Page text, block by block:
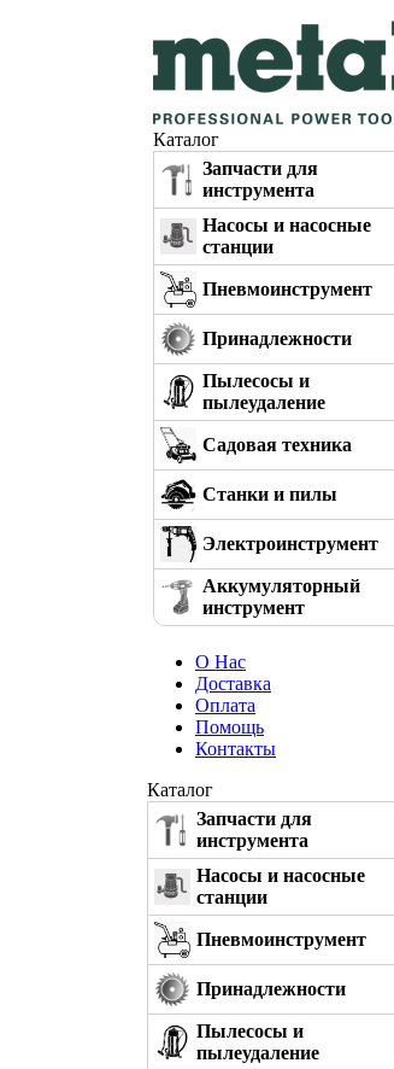
Каталог
Запчасти для
инструмента
Насосы и насосные
станции
Пневмоинструмент
Принадлежности
Пылесосы и
пылеудаление
Садовая техника
Станки и пилы
Электроинструмент
Аккумуляторный
инструмент
О Нас
Доставка
Оплата
Помощь
Контакты
Каталог
Запчасти для
инструмента
Насосы и насосные
станции
Пневмоинструмент
Принадлежности
Пылесосы и
пылеудаление